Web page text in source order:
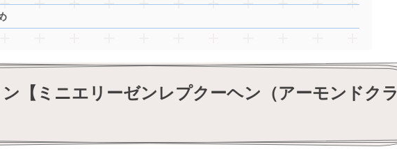
【ミニエリーゼンレプクーヘン（アーモンドクラ